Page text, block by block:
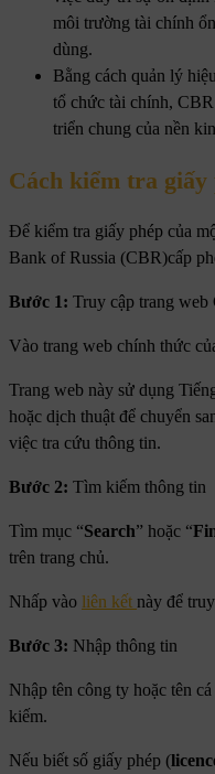
môi trường tài chính
dùng.
Bằng cách quản lý
tổ chức tài chính,
triển chung của nền
Cách kiểm tra giấy
Để kiểm tra giấy phép của
Bank of Russia (CBR)cấp
Bước 1: Truy cập trang web
Vào trang web chính thức
Trang web này sử dụng
hoặc dịch thuật để chuyển
việc tra cứu thông tin.
Bước 2: Tìm kiếm thông tin
Tìm mục “Search” hoặc “
trên trang chủ.
Nhấp vào liên kết này để
Bước 3: Nhập thông tin
Nhập tên công ty hoặc tên
kiếm.
Nếu biết số giấy phép (